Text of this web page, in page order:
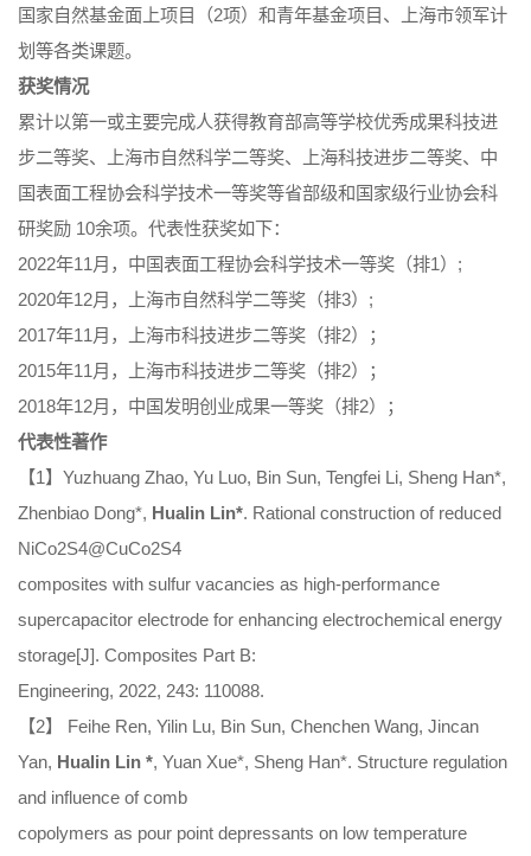
国家自然基金面上项目（2项）和青年基金项目、上海市领军计
划等各类课题。
获奖情况
累计以第一或主要完成人获得教育部高等学校优秀成果科技进
步二等奖、上海市自然科学二等奖、上海科技进步二等奖、中
国表面工程协会科学技术一等奖等省部级和国家级行业协会科
研奖励 10余项。代表性获奖如下：
2022年11月，中国表面工程协会科学技术一等奖（排1）;
2020年12月，上海市自然科学二等奖（排3）;
2017年11月，上海市科技进步二等奖（排2）；
2015年11月，上海市科技进步二等奖（排2）；
2018年12月，中国发明创业成果一等奖（排2）；
代表性著作
【1】Yuzhuang Zhao, Yu Luo, Bin Sun, Tengfei Li, Sheng Han*,
Zhenbiao Dong*, Hualin Lin*. Rational construction of reduced
NiCo2S4@CuCo2S4
composites with sulfur vacancies as high-performance
supercapacitor electrode for enhancing electrochemical energy
storage[J]. Composites Part B:
Engineering, 2022, 243: 110088.
【2】 Feihe Ren, Yilin Lu, Bin Sun, Chenchen Wang, Jincan
Yan, Hualin Lin *, Yuan Xue*, Sheng Han*. Structure regulation
and influence of comb
copolymers as pour point depressants on low temperature